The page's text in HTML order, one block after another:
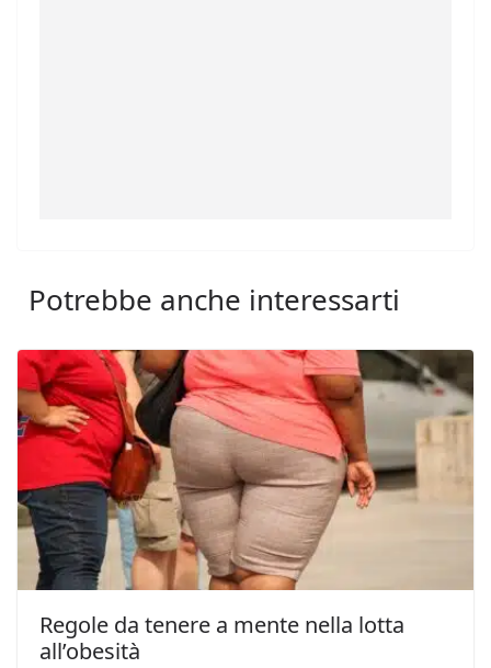
Potrebbe anche interessarti
Regole da tenere a mente nella lotta
all’obesità